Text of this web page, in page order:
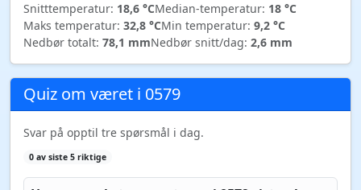
Snitttemperatur: 18,6 °CMedian-temperatur: 18 °C
Maks temperatur: 32,8 °CMin temperatur: 9,2 °C
Nedbør totalt: 78,1 mmNedbør snitt/dag: 2,6 mm
Quiz om været i 0579
Svar på opptil tre spørsmål i dag.
0 av siste 5 riktige